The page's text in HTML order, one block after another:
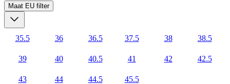
Maat EU filter
35.5 36 36.5 37.5 38 38.5
39 40 40.5 41 42 42.5
43 44 44.5 45.5